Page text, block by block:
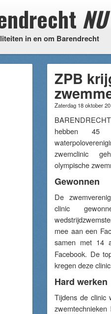
NU
in en om Barendrecht
ZPB
Zaterdag 18 oktober
hebben
zwemclinic
olympische
Gewonnen
De
clinic
mee aan een
samen met 14
Facebook. De
kregen deze
Hard werken
Tijdens de clinic